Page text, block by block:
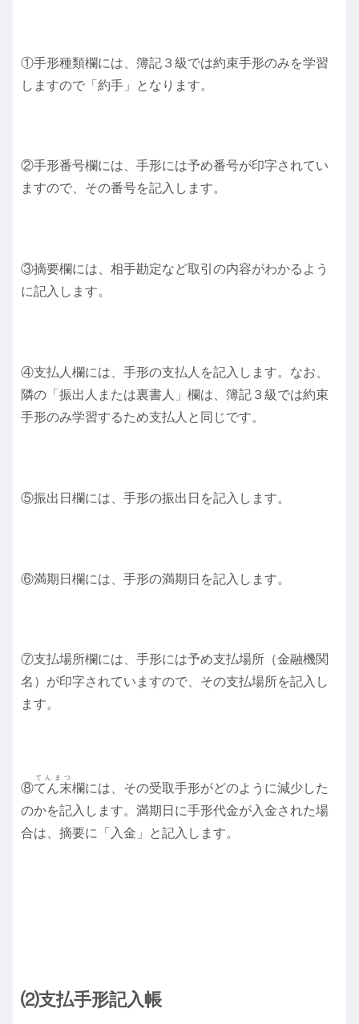
①手形種類欄には、簿記３級では約束手形のみを学習
しますので「約手」となります。
②手形番号欄には、手形には予め番号が印字されてい
ますので、その番号を記入します。
③摘要欄には、相手勘定など取引の内容がわかるよう
に記入します。
④支払人欄には、手形の支払人を記入します。なお、
隣の「振出人または裏書人」欄は、簿記３級では約束
手形のみ学習するため支払人と同じです。
⑤振出日欄には、手形の振出日を記入します。
⑥満期日欄には、手形の満期日を記入します。
⑦支払場所欄には、手形には予め支払場所（金融機関
名）が印字されていますので、その支払場所を記入し
ます。
⑧てん末
てんまつ
欄には、その受取手形がどのように減少した
のかを記入します。満期日に手形代金が入金された場
合は、摘要に「入金」と記入します。
⑵支払手形記入帳